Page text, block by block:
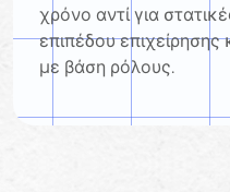
χρόνο αντί για
επιπέδου
με βάση ρόλους.